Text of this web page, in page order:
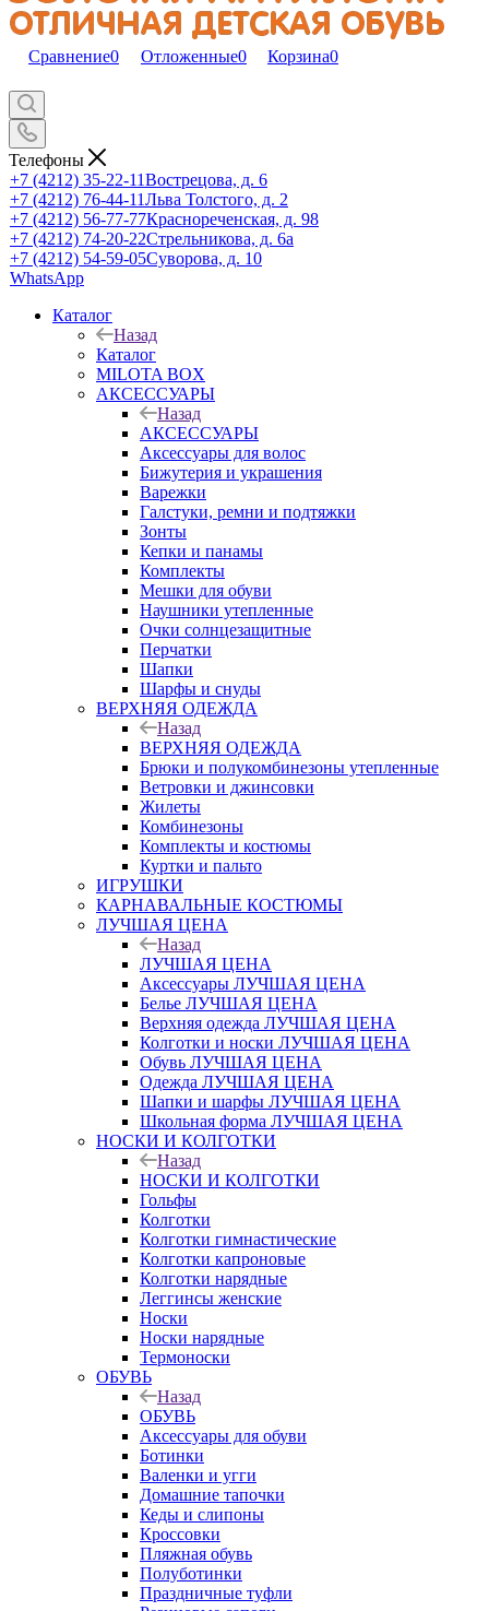
Сравнение0 Отложенные0 Корзина0
Телефоны
+7 (4212) 35-22-11Вострецова, д. 6
+7 (4212) 76-44-11Льва Толстого, д. 2
+7 (4212) 56-77-77Краснореченская, д. 98
+7 (4212) 74-20-22Стрельникова, д. 6а
+7 (4212) 54-59-05Суворова, д. 10
WhatsApp
Каталог
Назад
Каталог
MILOTA BOX
АКСЕССУАРЫ
Назад
АКСЕССУАРЫ
Аксессуары для волос
Бижутерия и украшения
Варежки
Галстуки, ремни и подтяжки
Зонты
Кепки и панамы
Комплекты
Мешки для обуви
Наушники утепленные
Очки солнцезащитные
Перчатки
Шапки
Шарфы и снуды
ВЕРХНЯЯ ОДЕЖДА
Назад
ВЕРХНЯЯ ОДЕЖДА
Брюки и полукомбинезоны утепленные
Ветровки и джинсовки
Жилеты
Комбинезоны
Комплекты и костюмы
Куртки и пальто
ИГРУШКИ
КАРНАВАЛЬНЫЕ КОСТЮМЫ
ЛУЧШАЯ ЦЕНА
Назад
ЛУЧШАЯ ЦЕНА
Аксессуары ЛУЧШАЯ ЦЕНА
Белье ЛУЧШАЯ ЦЕНА
Верхняя одежда ЛУЧШАЯ ЦЕНА
Колготки и носки ЛУЧШАЯ ЦЕНА
Обувь ЛУЧШАЯ ЦЕНА
Одежда ЛУЧШАЯ ЦЕНА
Шапки и шарфы ЛУЧШАЯ ЦЕНА
Школьная форма ЛУЧШАЯ ЦЕНА
НОСКИ И КОЛГОТКИ
Назад
НОСКИ И КОЛГОТКИ
Гольфы
Колготки
Колготки гимнастические
Колготки капроновые
Колготки нарядные
Леггинсы женские
Носки
Носки нарядные
Термоноски
ОБУВЬ
Назад
ОБУВЬ
Аксессуары для обуви
Ботинки
Валенки и угги
Домашние тапочки
Кеды и слипоны
Кроссовки
Пляжная обувь
Полуботинки
Праздничные туфли